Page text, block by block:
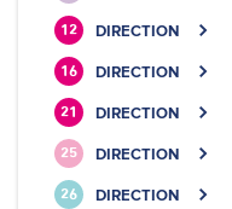
12 DIRECTION
16 DIRECTION
21 DIRECTION
25 DIRECTION
26 DIRECTION